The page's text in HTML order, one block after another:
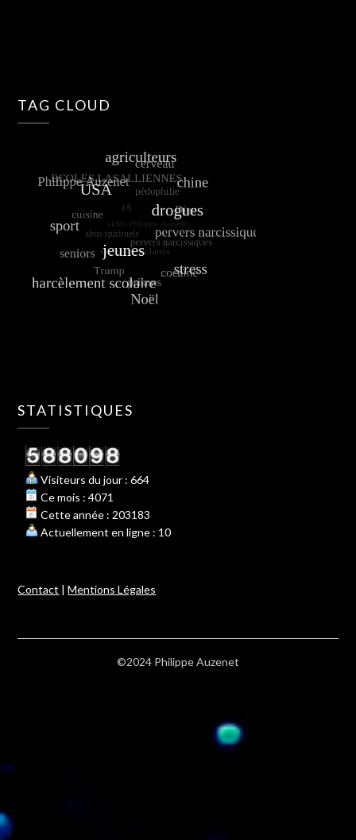
TAG CLOUD
STATISTIQUES
Visiteurs du jour : 664
Ce mois : 4071
Cette année : 203183
Actuellement en ligne : 10
Contact |Mentions Légales
©2024 Philippe Auzenet